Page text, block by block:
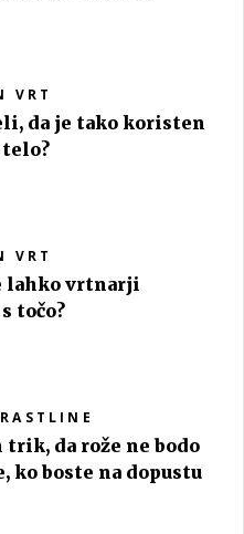
VRT
da je tako koristen
telo?
VRT
lahko vrtnarji
točo?
trik, da rože ne bodo
ko boste na dopustu